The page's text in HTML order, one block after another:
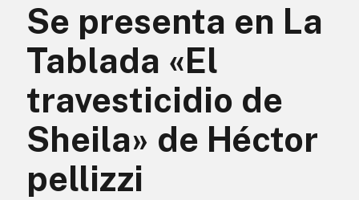
Se presenta en La
Tablada «El
travesticidio de
Sheila» de Héctor
pellizzi